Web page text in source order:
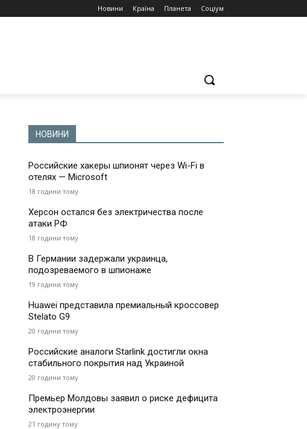
Новини Країна Планета Соціум
НОВИНИ
Российские хакеры шпионят через Wi-Fi в
отелях — Microsoft
18 години тому
Херсон остался без электричества после
атаки РФ
18 години тому
В Германии задержали украинца,
подозреваемого в шпионаже
19 години тому
Huawei представила премиальный кроссовер
Stelato G9
20 години тому
Российские аналоги Starlink достигли окна
стабильного покрытия над Украиной
20 години тому
Премьер Молдовы заявил о риске дефицита
электроэнергии
21 годину тому